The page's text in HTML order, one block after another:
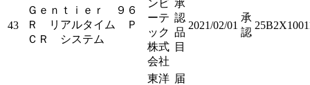
43
Ｇｅｎｔｉｅｒ ９６
Ｒ リアルタイム Ｐ
ＣＲ システム
ンビ
ーテ
ック
株式
会社
承
認
品
目
2021/02/01
承
認
東洋 届